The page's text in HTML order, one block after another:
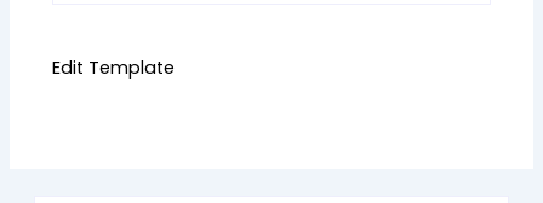
Edit Template